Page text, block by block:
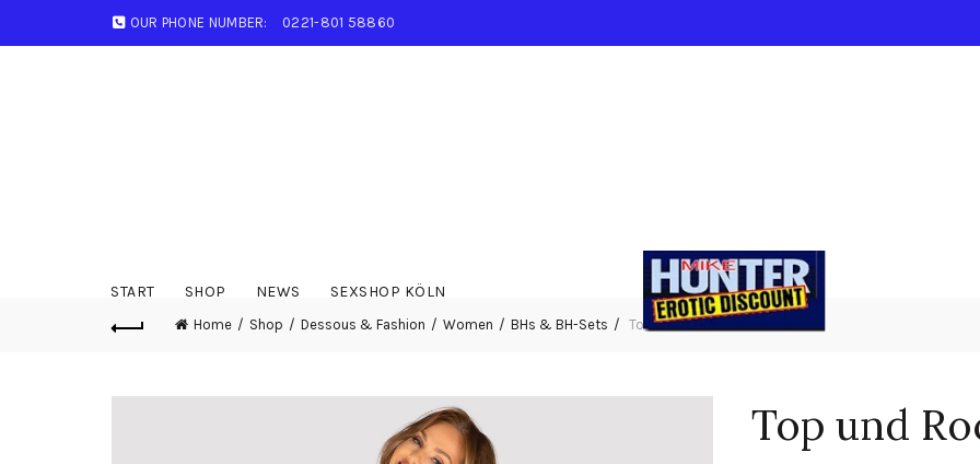
OUR PHONE NUMBER: 0221-801 58860
START SHOP NEWS SEXSHOP KÖLN
Home Shop Dessous & Fashion Women BHs & BH-Sets Top und Rock L
Top und